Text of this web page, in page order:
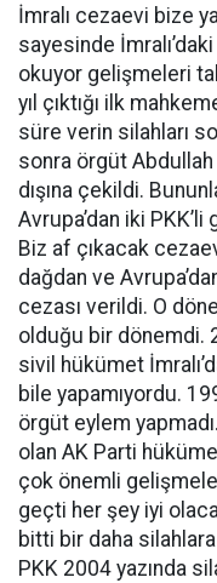
İmralı cezaevi bize
sayesinde
okuyor gelişmeleri
yıl çıktığı ilk
süre verin silahları
sonra örgüt Abdullah
dışına çekildi.
Avrupa’dan iki
Biz af çıkacak
dağdan ve
cezası verildi. O
olduğu bir dönemdi.
sivil hükümet
bile yapamıyordu.
örgüt eylem
olan AK Parti
çok önemli
geçti her şey iyi
bitti bir daha
PKK 2004 yazında